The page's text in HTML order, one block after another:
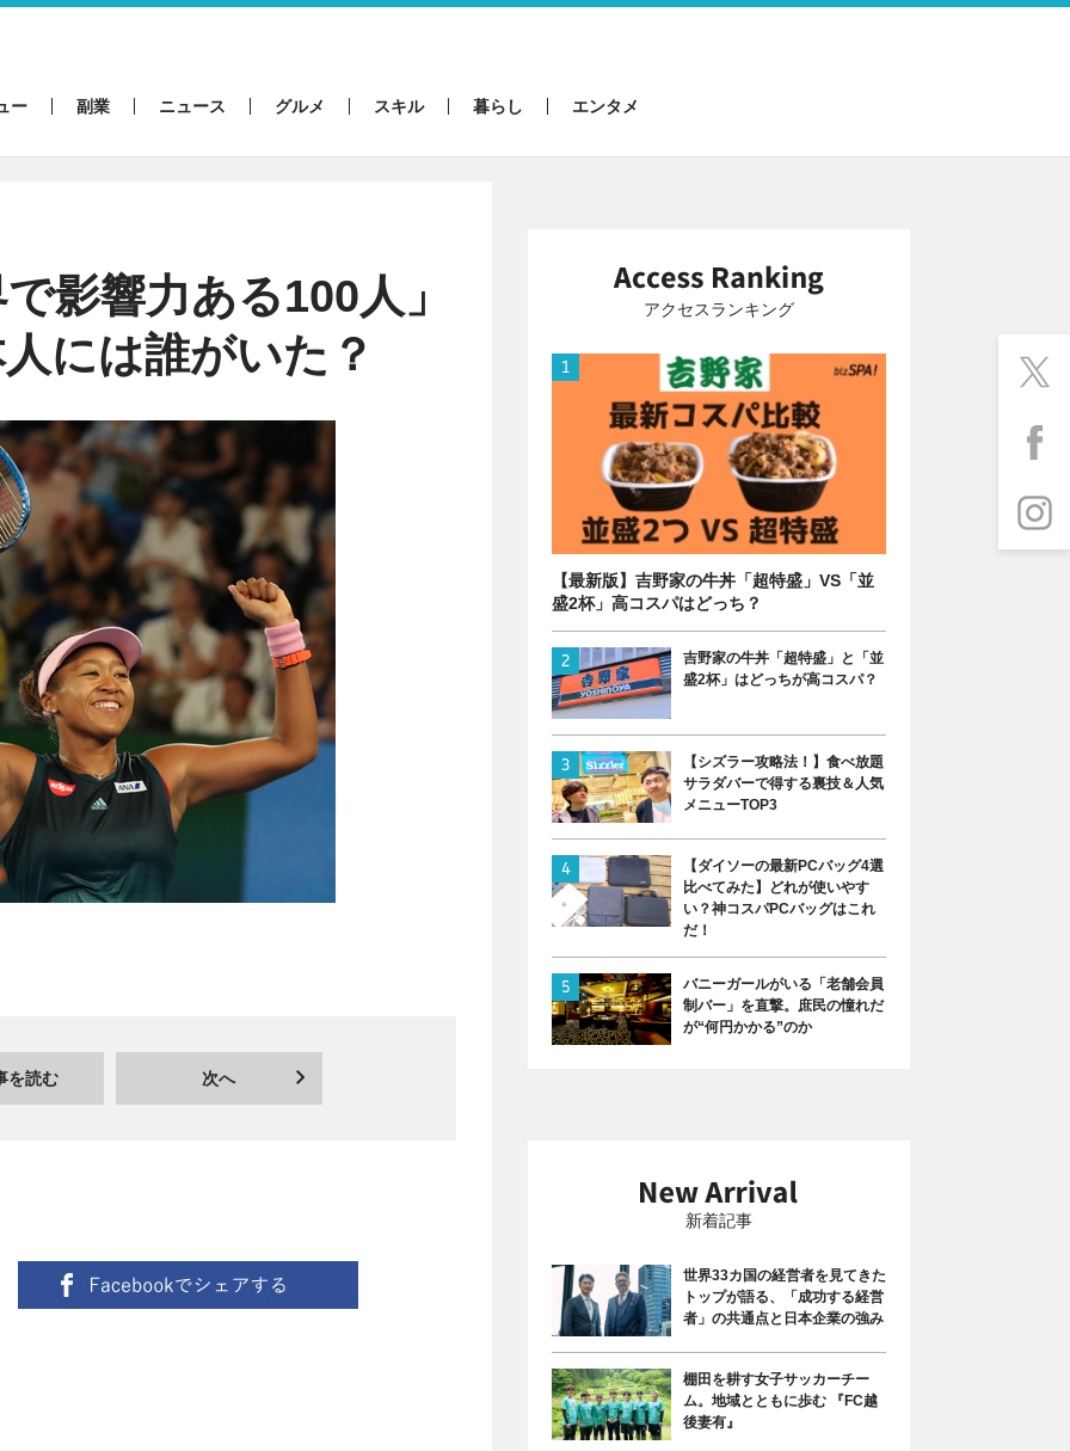
ー 副業 ニュース グルメ スキル 暮らし エンタメ
影響力ある100人」
には誰がいた？
を読む 次へ
アクセスランキング
【最新版】吉野家の牛丼「超特盛」VS「並
盛2杯」高コスパはどっち？
吉野家の牛丼「超特盛」と「並
盛2杯」はどっちが高コスパ？
【シズラー攻略法！】食べ放題
サラダバーで得する裏技＆人気
メニューTOP3
【ダイソーの最新PCバッグ4選
比べてみた】どれが使いやす
い？神コスパPCバッグはこれ
だ！
バニーガールがいる「老舗会員
制バー」を直撃。庶民の憧れだ
が“何円かかる”のか
新着記事
世界33カ国の経営者を見てきた
トップが語る、「成功する経営
者」の共通点と日本企業の強み
棚田を耕す女子サッカーチー
ム。地域とともに歩む 『FC越
後妻有』